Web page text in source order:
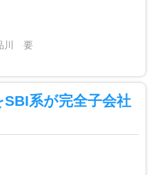
川 要
系が完全子会社